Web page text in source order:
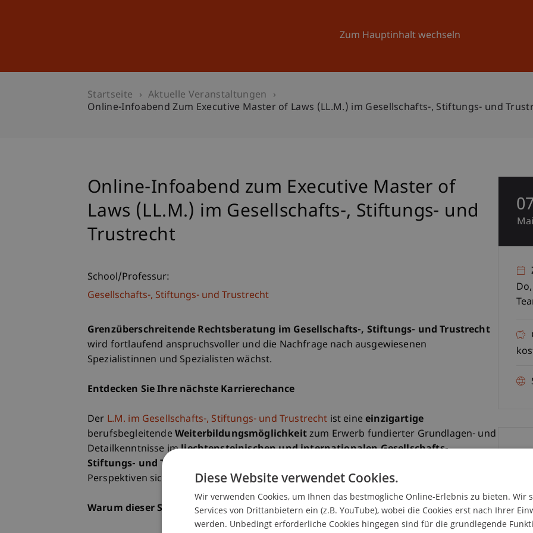
Zum Hauptinhalt wechseln
Universität Aktuelles
Startseite
Aktuelle Veranstaltungen
Online-Infoabend Zum Executive Master of Laws (LL.M.) im Gesellschafts-, Stiftungs- und
Online-Infoabend zum Executive Master of
Laws (LL.M.) im Gesellschafts-, Stiftungs- und
Trustrecht
School/Professur:
Gesellschafts-, Stiftungs- und Trustrecht
Grenzüberschreitende Rechtsberatung im Gesellschafts-, Stiftungs- und Trustrecht
wird fortlaufend anspruchsvoller und die Nachfrage nach ausgewiesenen
Spezialistinnen und Spezialisten wächst.
Entdecken Sie Ihre nächste Karrierechance
Der L.M. im Gesellschafts-, Stiftungs- und Trustrecht ist eineeinzigartige
berufsbegleitendeWeiterbildungsmöglichkeitzum Erwerb fundierter Grundlagen- und
Detailkenntnisse imliechtensteinischen und internationalen Gesellschafts-,
Stiftungs- und Trustrecht.
Perspektiven sich für Sie durch diesen einzigartigen LL.M. eröffnen!
Warum dieser Studiengang besonders ist?
07
Mai
Diese Website verwendet Cookies.
Wir verwenden Cookies, um Ihnen das bestmögliche Online-Erlebnis zu bieten. Wir
Services von Drittanbietern ein (z.B. YouTube), wobei die Cookies erst nach Ihrer
werden. Unbedingt erforderliche Cookies hingegen sind für die grundlegende